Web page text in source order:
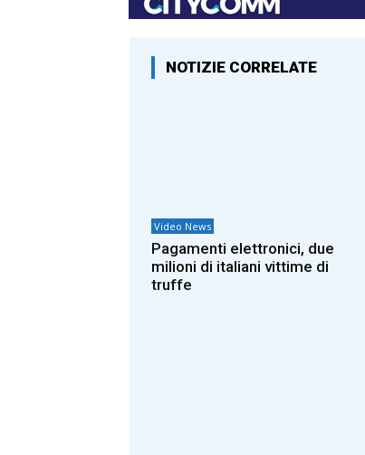
NOTIZIE CORRELATE
Video News
Pagamenti elettronici, due
milioni di italiani vittime di
truffe